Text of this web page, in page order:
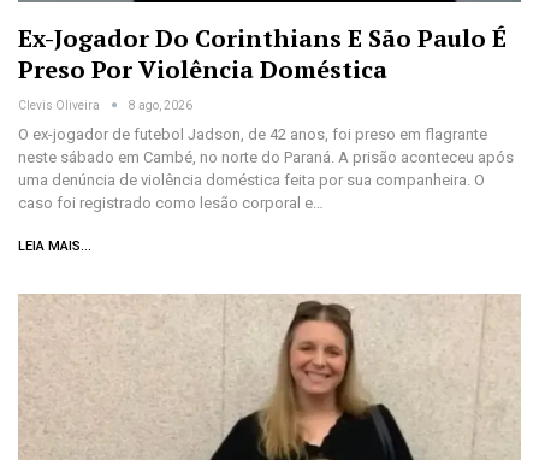
Ex-Jogador Do Corinthians E São Paulo É
Preso Por Violência Doméstica
Clevis Oliveira 8 ago, 2026
O ex-jogador de futebol Jadson, de 42 anos, foi preso em flagrante
neste sábado em Cambé, no norte do Paraná. A prisão aconteceu após
uma denúncia de violência doméstica feita por sua companheira. O
caso foi registrado como lesão corporal e…
LEIA MAIS...